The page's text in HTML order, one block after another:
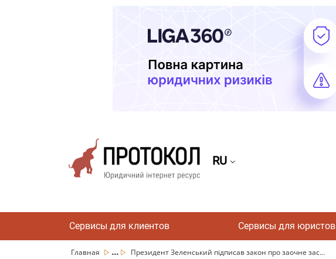
RU
Сервисы для клиентов Сервисы для юристов
Главная ... Президент Зеленський підписав закон про заочне зас...